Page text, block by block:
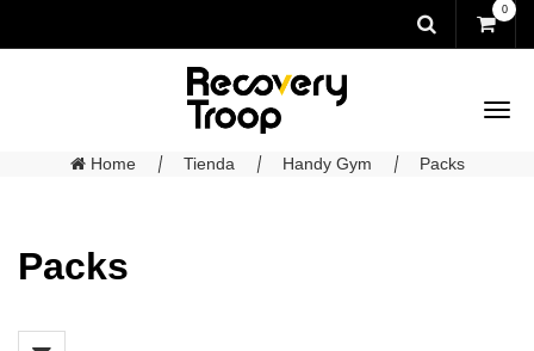
0
Home Tienda Handy Gym Packs
Packs